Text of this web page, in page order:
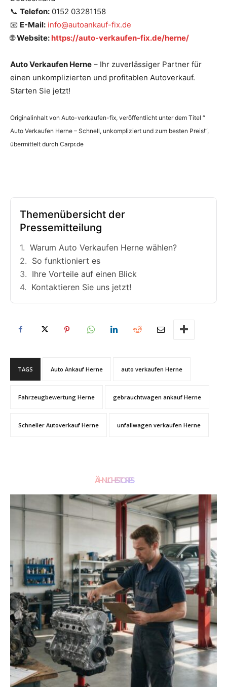
📞 Telefon: 0152 03281158
📧 E-Mail: info@autoankauf-fix.de
🌐Website: https://auto-verkaufen-fix.de/herne/
Auto Verkaufen Herne – Ihr zuverlässiger Partner für
einen unkomplizierten und profitablen Autoverkauf.
Starten Sie jetzt!
Originalinhalt von Auto-verkaufen-fix, veröffentlicht unter dem Titel “
Auto Verkaufen Herne – Schnell, unkompliziert und zum besten Preis!“,
übermittelt durch Carpr.de
Themenübersicht der
Pressemitteilung
Warum Auto Verkaufen Herne wählen?
So funktioniert es
Ihre Vorteile auf einen Blick
Kontaktieren Sie uns jetzt!
TAGS Auto Ankauf Herne auto verkaufen Herne
Fahrzeugbewertung Herne gebrauchtwagen ankauf Herne
Schneller Autoverkauf Herne unfallwagen verkaufen Herne
ÄHNLICHE STORIES